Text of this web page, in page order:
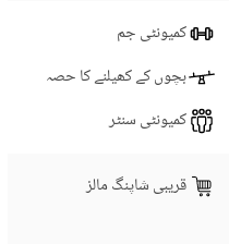
Reach out to us for
کمیونٹی جم
بچوں کے کھیلنے کا حصہ
کمیونٹی سنٹر
قریبی شاپنگ مالز